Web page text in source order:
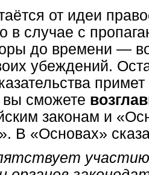
от идеи
в случае с
до времени —
убеждений.
сможете
законам и
В «Основах»
участию